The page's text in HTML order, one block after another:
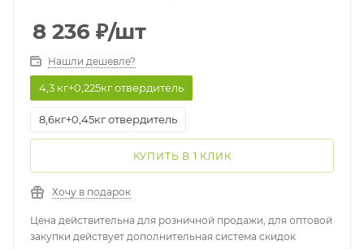
8 236 ₽/шт
Нашли дешевле?
4,3 кг+0,225кг отвердитель
8,6кг+0,45кг отвердитель
КУПИТЬ В 1 КЛИК
Хочу в подарок
Цена действительна для розничной продажи, для оптовой
закупки действует дополнительная система скидок